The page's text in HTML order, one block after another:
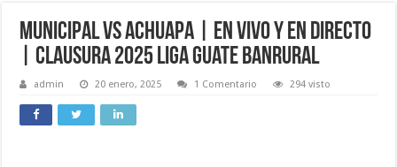
Municipal vs Achuapa | EN VIVO y EN DIRECTO
| Clausura 2025 Liga Guate Banrural
admin 20 enero, 2025 1 Comentario 294 visto